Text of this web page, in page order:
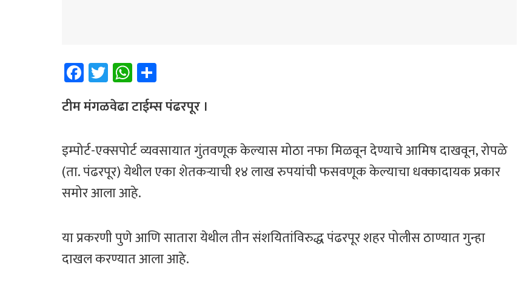
Fa
ce
b
ok
T
wi
tt
W
h
at
p
p
ar
e
टीम मंगळवेढा टाईम्स ​पंढरपूर ।
इम्पोर्ट-एक्सपोर्ट व्यवसायात गुंतवणूक केल्यास मोठा नफा मिळवून देण्याचे आमिष दाखवून, रोपळे
(ता. पंढरपूर) येथील एका शेतकऱ्याची १४ लाख रुपयांची फसवणूक केल्याचा धक्कादायक प्रकार
समोर आला आहे.
या प्रकरणी पुणे आणि सातारा येथील तीन संशयितांविरुद्ध पंढरपूर शहर पोलीस ठाण्यात गुन्हा
दाखल करण्यात आला आहे.